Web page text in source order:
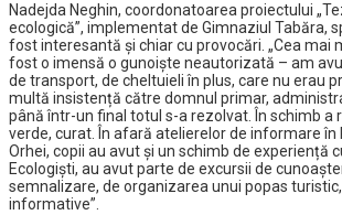
Nadejda Neghin, coordonatoarea proiectului
ecologică”, implementat de Gimnaziul Tabăra,
fost interesantă și chiar cu provocări. „Cea mai
fost o imensă o gunoiște neautorizată – am
de transport, de cheltuieli în plus, care nu erau
multă insistență către domnul primar,
până într-un final totul s-a rezolvat. În schimb a
verde, curat. În afară atelierelor de informare în
Orhei, copii au avut și un schimb de experiență
Ecologiști, au avut parte de excursii de
semnalizare, de organizarea unui popas
informative”.